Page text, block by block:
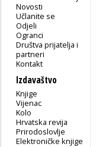
Novosti
Učlanite se
Odjeli
Ogranci
Društva prijatelja i
partneri
Kontakt
Izdavaštvo
Knjige
Vijenac
Kolo
Hrvatska revija
Prirodoslovlje
Elektroničke knjige